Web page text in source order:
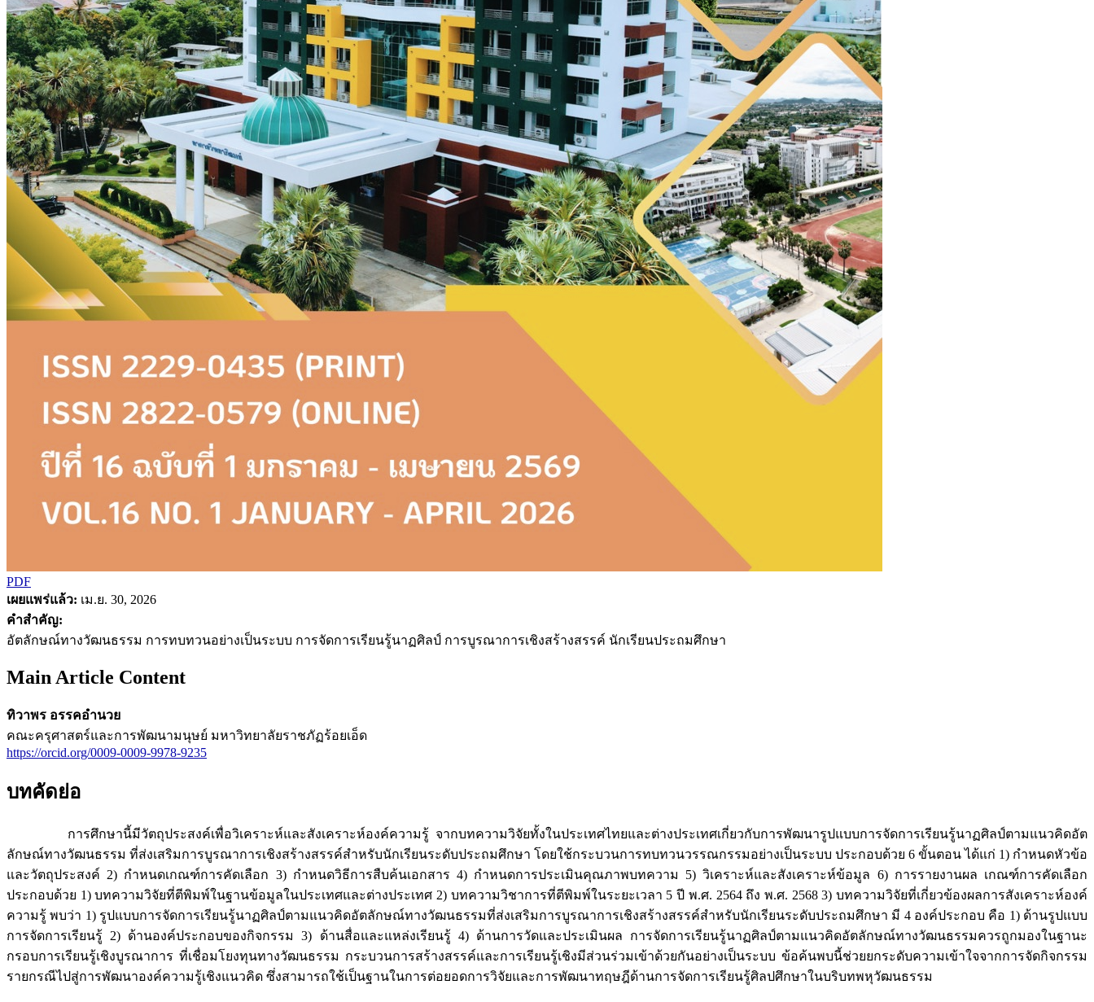
PDF
เผยแพร่แล้ว: เม.ย. 30, 2026
คำสำคัญ:
อัตลักษณ์ทางวัฒนธรรม การทบทวนอย่างเป็นระบบ การจัดการเรียนรู้นาฏศิลป์ การบูรณาการเชิงสร้างสรรค์ นักเรียนประถมศึกษา
Main Article Content
ทิวาพร อรรคอำนวย
คณะครุศาสตร์และการพัฒนามนุษย์ มหาวิทยาลัยราชภัฏร้อยเอ็ด
https://orcid.org/0009-0009-9978-9235
บทคัดย่อ
การศึกษานี้มีวัตถุประสงค์เพื่อวิเคราะห์และสังเคราะห์องค์ความรู้ จากบทความวิจัยทั้งในประเทศไทยและต่างประเทศเกี่ยวกับการพัฒนารูปแบบการจัดการเรียนรู้นาฏศิลป์ตามแนวคิดอัต
ลักษณ์ทางวัฒนธรรม ที่ส่งเสริมการบูรณาการเชิงสร้างสรรค์สำหรับนักเรียนระดับประถมศึกษา โดยใช้กระบวนการทบทวนวรรณกรรมอย่างเป็นระบบ ประกอบด้วย 6 ขั้นตอน ได้แก่ 1) กำหนดหัวข้อ
และวัตถุประสงค์ 2) กำหนดเกณฑ์การคัดเลือก 3) กำหนดวิธีการสืบค้นเอกสาร 4) กำหนดการประเมินคุณภาพบทความ 5) วิเคราะห์และสังเคราะห์ข้อมูล 6) การรายงานผล เกณฑ์การคัดเลือก
ประกอบด้วย 1) บทความวิจัยที่ตีพิมพ์ในฐานข้อมูลในประเทศและต่างประเทศ 2) บทความวิชาการที่ตีพิมพ์ในระยะเวลา 5 ปี พ.ศ. 2564 ถึง พ.ศ. 2568 3) บทความวิจัยที่เกี่ยวข้องผลการสังเคราะห์องค์
ความรู้ พบว่า 1) รูปแบบการจัดการเรียนรู้นาฏศิลป์ตามแนวคิดอัตลักษณ์ทางวัฒนธรรมที่ส่งเสริมการบูรณาการเชิงสร้างสรรค์สำหรับนักเรียนระดับประถมศึกษา มี 4 องค์ประกอบ คือ 1) ด้านรูปแบบ
การจัดการเรียนรู้ 2) ด้านองค์ประกอบของกิจกรรม 3) ด้านสื่อและแหล่งเรียนรู้ 4) ด้านการวัดและประเมินผล การจัดการเรียนรู้นาฏศิลป์ตามแนวคิดอัตลักษณ์ทางวัฒนธรรมควรถูกมองในฐานะ
กรอบการเรียนรู้เชิงบูรณาการ ที่เชื่อมโยงทุนทางวัฒนธรรม กระบวนการสร้างสรรค์และการเรียนรู้เชิงมีส่วนร่วมเข้าด้วยกันอย่างเป็นระบบ ข้อค้นพบนี้ช่วยยกระดับความเข้าใจจากการจัดกิจกรรม
รายกรณีไปสู่การพัฒนาองค์ความรู้เชิงแนวคิด ซึ่งสามารถใช้เป็นฐานในการต่อยอดการวิจัยและการพัฒนาทฤษฎีด้านการจัดการเรียนรู้ศิลปศึกษาในบริบทพหุวัฒนธรรม